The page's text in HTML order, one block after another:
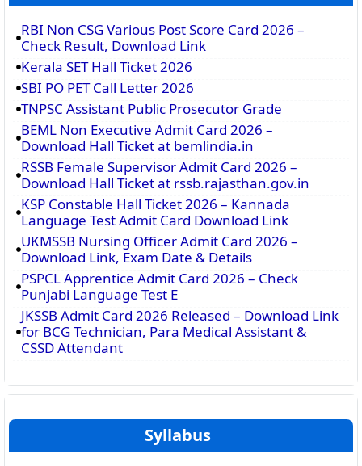
RBI Non CSG Various Post Score Card 2026 –
Check Result, Download Link
Kerala SET Hall Ticket 2026
SBI PO PET Call Letter 2026
TNPSC Assistant Public Prosecutor Grade
BEML Non Executive Admit Card 2026 –
Download Hall Ticket at bemlindia.in
RSSB Female Supervisor Admit Card 2026 –
Download Hall Ticket at rssb.rajasthan.gov.in
KSP Constable Hall Ticket 2026 – Kannada
Language Test Admit Card Download Link
UKMSSB Nursing Officer Admit Card 2026 –
Download Link, Exam Date & Details
PSPCL Apprentice Admit Card 2026 – Check
Punjabi Language Test E
JKSSB Admit Card 2026 Released – Download Link
for BCG Technician, Para Medical Assistant &
CSSD Attendant
Syllabus